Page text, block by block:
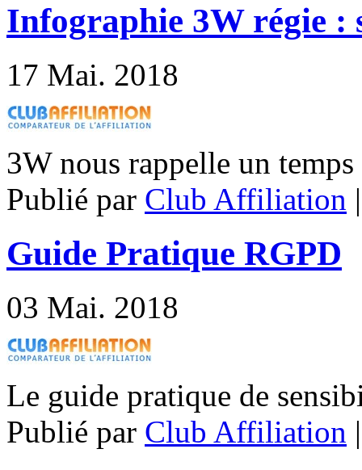
Infographie 3W régie :
17 Mai. 2018
3W nous rappelle un
Publié par Club Affiliation
Guide Pratique RGPD
03 Mai. 2018
Le guide pratique de
Publié par Club Affiliation